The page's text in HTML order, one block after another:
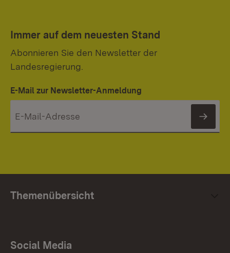
Immer auf dem neuesten Stand
Abonnieren Sie den Newsletter der
Landesregierung.
E-Mail zur Newsletter-Anmeldung
Themenübersicht
Social Media